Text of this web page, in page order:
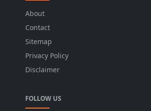
About
Contact
Sitemap
Privacy Policy
Disclaimer
FOLLOW US